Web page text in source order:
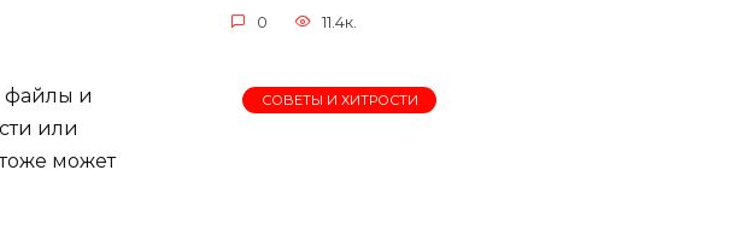
файлы и
или
может
0 11.4к.
СОВЕТЫ И ХИТРОСТИ